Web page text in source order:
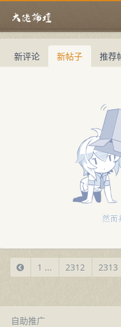
新评论 新帖子 推荐
新帖子 -
1 ... 2312 2313
自助推广